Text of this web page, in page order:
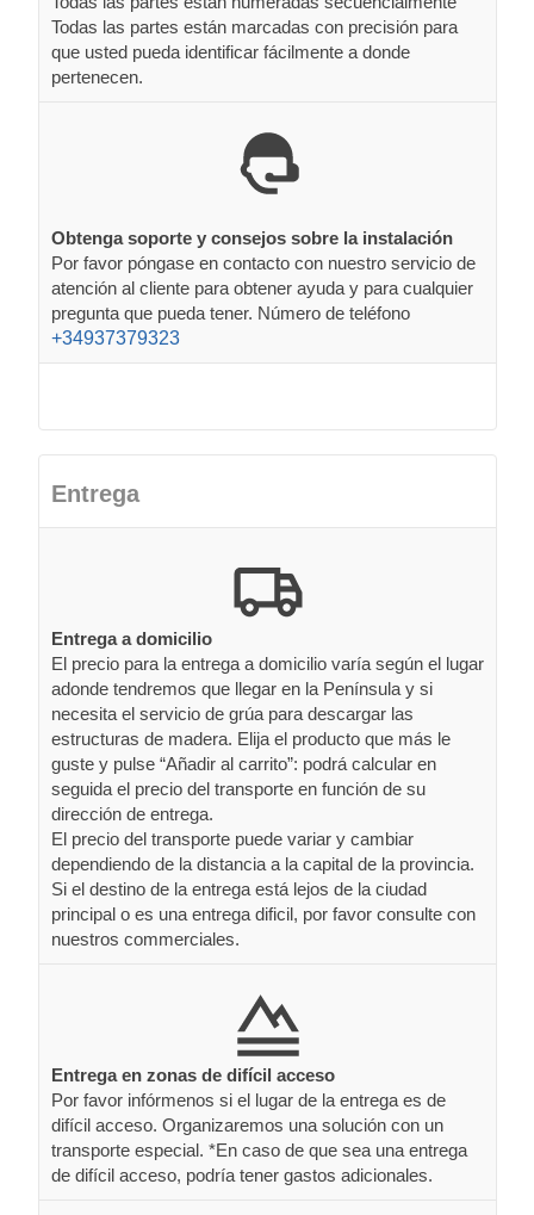
Todas las partes están marcadas con precisión para
que usted pueda identificar fácilmente a donde
pertenecen.
Obtenga soporte y consejos sobre la instalación
Por favor póngase en contacto con nuestro servicio de
atención al cliente para obtener ayuda y para cualquier
pregunta que pueda tener. Número de teléfono
+34937379323
Entrega
Entrega a domicilio
El precio para la entrega a domicilio varía según el lugar
adonde tendremos que llegar en la Península y si
necesita el servicio de grúa para descargar las
estructuras de madera. Elija el producto que más le
guste y pulse “Añadir al carrito”: podrá calcular en
seguida el precio del transporte en función de su
dirección de entrega.
El precio del transporte puede variar y cambiar
dependiendo de la distancia a la capital de la provincia.
Si el destino de la entrega está lejos de la ciudad
principal o es una entrega dificil, por favor consulte con
nuestros commerciales.
Entrega en zonas de difícil acceso
Por favor infórmenos si el lugar de la entrega es de
difícil acceso. Organizaremos una solución con un
transporte especial. *En caso de que sea una entrega
de difícil acceso, podría tener gastos adicionales.